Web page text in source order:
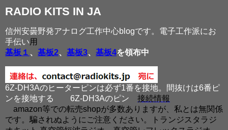
RADIO KITS IN JA
信州安曇野発アナログ工作中心blogです。電子工作派にお
手伝い用
基板１ 、 基板2、 基板3、 基板4を領布中
6Z-DH3Aのヒーターピンは必ず1番を接地。間抜けは6番ピ
ンを接地する
6Z-DH3Aのピン 接続情報
amazon等での転売shopが多数ありますが、私とは無関係
です。騙されぬようにご注意ください。トランジスタラジ